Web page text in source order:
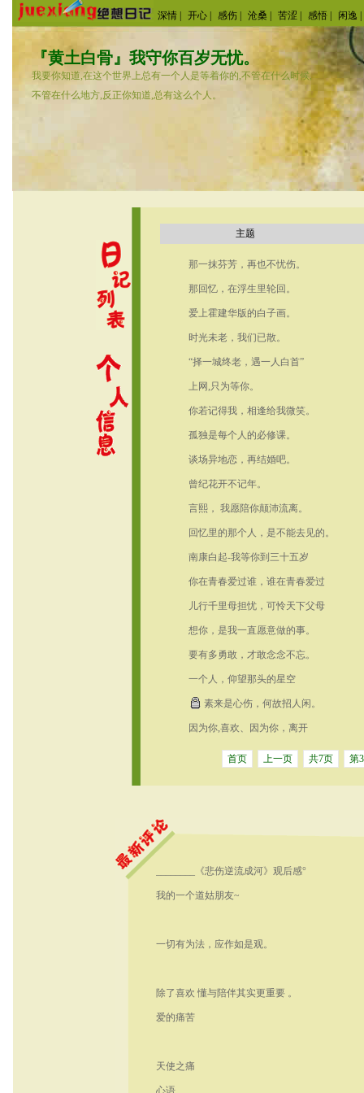
深情 | 开心 | 感伤 | 沧桑 | 苦涩 | 感悟 | 闲逸 |
『黄土白骨』我守你百岁无忧。
我要你知道,在这个世界上总有一个人是等着你的,不管在什么时候,
不管在什么地方,反正你知道,总有这么个人。
主题
那一抹芬芳，再也不忧伤。
那回忆，在浮生里轮回。
爱上霍建华版的白子画。
时光未老，我们已散。
“择一城终老，遇一人白首”
上网,只为等你。
你若记得我，相逢给我微笑。
孤独是每个人的必修课。
谈场异地恋，再结婚吧。
曾纪花开不记年。
言熙， 我愿陪你颠沛流离。
回忆里的那个人，是不能去见的。
南康白起-我等你到三十五岁
你在青春爱过谁，谁在青春爱过
你。
儿行千里母担忧，可怜天下父母
心。
想你，是我一直愿意做的事。
要有多勇敢，才敢念念不忘。
一个人，仰望那头的星空
素来是心伤，何故招人闲。
因为你,喜欢、因为你，离开​
首页 上一页 共7页 第
________《悲伤逆流成河》观后感°
我的一个道姑朋友~
​​一切有为法，应作如是观。
除了喜欢 懂与陪伴其实更重要 。
爱的痛苦
天使之痛
心语